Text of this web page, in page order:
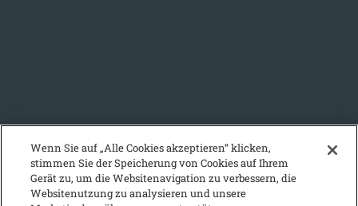
Wenn Sie auf „Alle Cookies akzeptieren“ klicken,
stimmen Sie der Speicherung von Cookies auf Ihrem
Gerät zu, um die Websitenavigation zu verbessern, die
Websitenutzung zu analysieren und unsere